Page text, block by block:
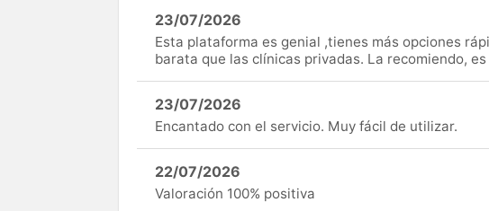
23/07/2026
Esta plataforma es genial ,tienes más opciones
barata que las clínicas privadas. La recomiendo,
23/07/2026
Encantado con el servicio. Muy fácil de utilizar.
22/07/2026
Valoración 100% positiva